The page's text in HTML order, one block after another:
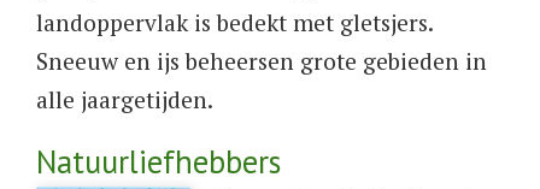
landoppervlak is bedekt met gletsjers.
Sneeuw en ijs beheersen grote gebieden in
alle jaargetijden.
Natuurliefhebbers